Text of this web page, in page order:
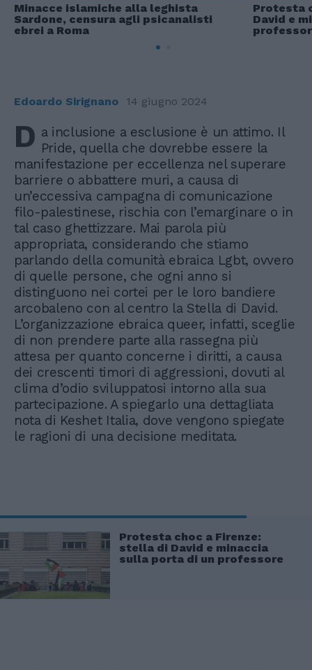
Minacce islamiche alla leghista
Sardone, censura agli psicanalisti
ebrei a Roma
Protesta
David e
Edoardo Sirignano 14 giugno 2024
D a inclusione a esclusione è un attimo. Il
Pride, quella che dovrebbe essere la
manifestazione per eccellenza nel superare
barriere o abbattere muri, a causa di
un’eccessiva campagna di comunicazione
filo-palestinese, rischia con l’emarginare o in
tal caso ghettizzare. Mai parola più
appropriata, considerando che stiamo
parlando della comunità ebraica Lgbt, ovvero
di quelle persone, che ogni anno si
distinguono nei cortei per le loro bandiere
arcobaleno con al centro la Stella di David.
L’organizzazione ebraica queer, infatti, sceglie
di non prendere parte alla rassegna più
attesa per quanto concerne i diritti, a causa
dei crescenti timori di aggressioni, dovuti al
clima d’odio sviluppatosi intorno alla sua
partecipazione. A spiegarlo una dettagliata
nota di Keshet Italia, dove vengono spiegate
le ragioni di una decisione meditata.
Protesta choc a Firenze:
stella di David e minaccia
sulla porta di un professore